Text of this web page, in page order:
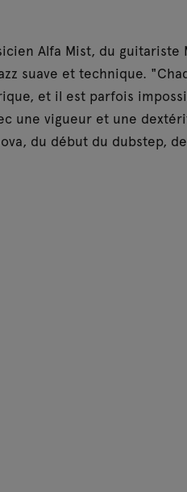
Alfa Mist, du guitariste
suave et technique.
et il est parfois
une vigueur et une
du début du dubstep,